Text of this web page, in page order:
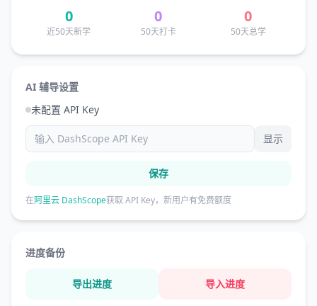
0
近50天新学
0
50天打卡
0
50天总学
AI 辅导设置
未配置 API Key
显示
保存
在阿里云 DashScope获取 API Key，新用户有免费额度
进度备份
导出进度 导入进度